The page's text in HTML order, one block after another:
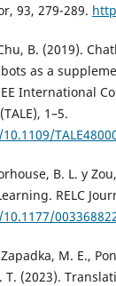
93, 279-289.
B. (2019).
as a
International
1–5.
B. L. y
RELC
Zapadka, M. E.,
T. (2023).